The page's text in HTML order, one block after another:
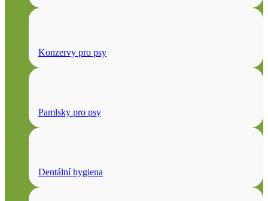
Konzervy pro psy
Pamlsky pro psy
Dentální hygiena